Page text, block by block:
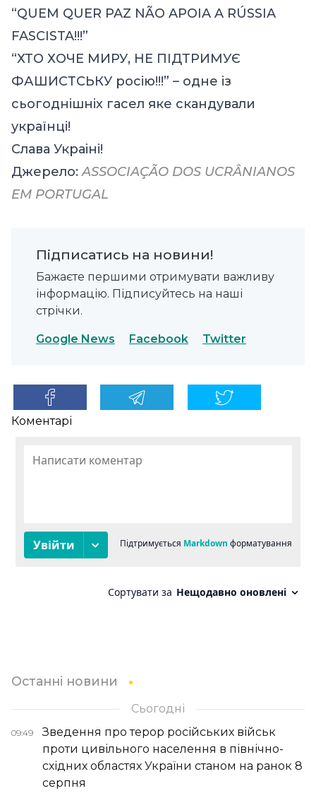
“QUEM QUER PAZ NÃO APOIA A RÚSSIA
FASCISTA!!!”
“ХТО ХОЧЕ МИРУ, НЕ ПІДТРИМУЄ
ФАШИСТСЬКУ росію!!!” – одне із
сьогоднішніх гасел яке скандували
українці!
Слава Украіні!
Джерело:ASSOCIAÇÃO DOS UCRÂNIANOS
EM PORTUGAL
Підписатись на новини!
Бажаєте першими отримувати важливу
інформацію. Підписуйтесь на наші
стрічки.
Google News Facebook Twitter
Коментарі
Останні новини
Сьогодні
09:49
Зведення про терор російських військ
проти цивільного населення в північно-
східних областях України станом на ранок 8
серпня